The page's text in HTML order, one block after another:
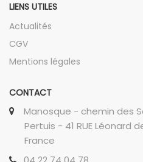
LIENS UTILES
Actualités
CGV
Mentions légales
CONTACT
Manosque - chemin des
Pertuis - 41 RUE Léonard
France